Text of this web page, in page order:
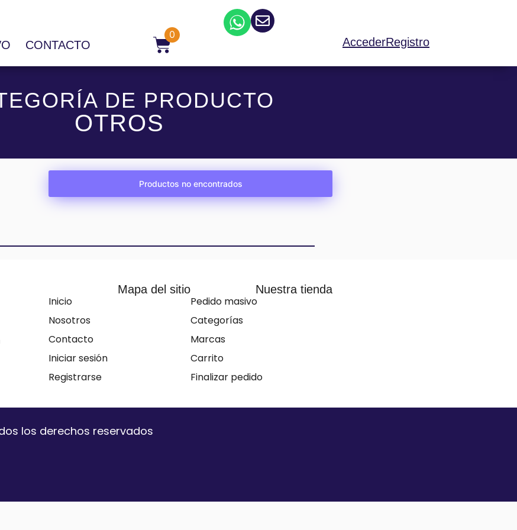
CONTACTO
0
AccederRegistro
DE PRODUCTO
OTROS
Productos no encontrados
Mapa del sitio
Inicio
Nosotros
Contacto
Iniciar sesión
Registrarse
Nuestra tienda
Pedido masivo
Categorías
Marcas
Carrito
Finalizar pedido
los derechos reservados